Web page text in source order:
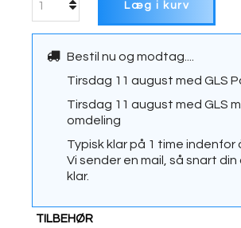
Læg i kurv
Bestil nu og modtag....
Typisk klar på 1 time indenfor
Vi sender en mail, så snart
klar.
Tirsdag 11 august med GLS
Tirsdag 11 august med GLS
omdeling
TILBEHØR